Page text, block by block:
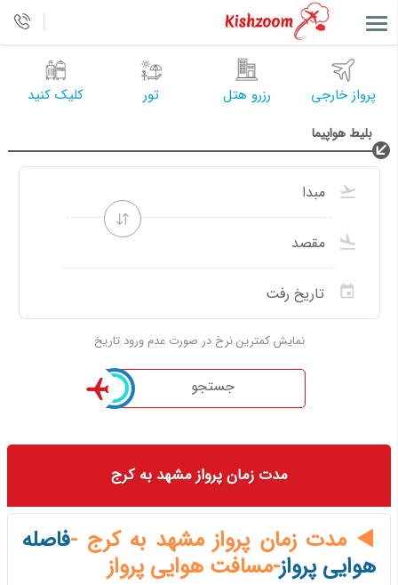
پرواز خارجی رزرو هتل تور کلیک کنید
بلیط هواپیما
نمایش کمترین نرخ در صورت عدم ورود تاریخ
جستجو
مدت زمان پرواز مشهد به کرج
◀️ مدت زمان پرواز مشهد به کرج -فاصله
هوایی پرواز-مسافت هوایی پرواز